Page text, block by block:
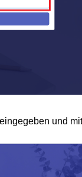
eingegeben und